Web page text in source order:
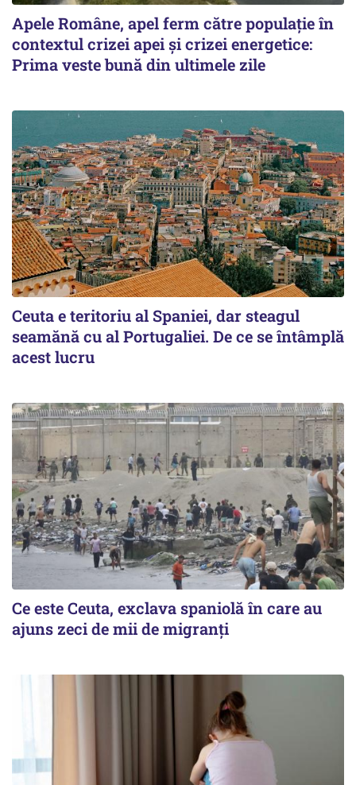
Apele Române, apel ferm către populație în
contextul crizei apei și crizei energetice:
Prima veste bună din ultimele zile
Ceuta e teritoriu al Spaniei, dar steagul
seamănă cu al Portugaliei. De ce se întâmplă
acest lucru
Ce este Ceuta, exclava spaniolă în care au
ajuns zeci de mii de migranți